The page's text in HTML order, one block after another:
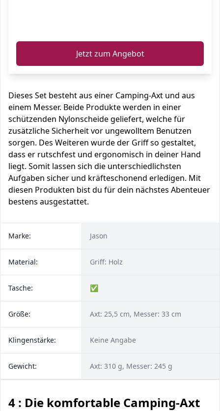
Jetzt zum Angebot
Dieses Set besteht aus einer Camping-Axt und aus
einem Messer. Beide Produkte werden in einer
schützenden Nylonscheide geliefert, welche für
zusätzliche Sicherheit vor ungewolltem Benutzen
sorgen. Des Weiteren wurde der Griff so gestaltet,
dass er rutschfest und ergonomisch in deiner Hand
liegt. Somit lassen sich die unterschiedlichsten
Aufgaben sicher und kräfteschonend erledigen. Mit
diesen Produkten bist du für dein nächstes Abenteuer
bestens ausgestattet.
Marke: Jason
Material: Griff: Holz
Tasche: ✅
Größe: Axt: 25,5 cm, Messer: 33 cm
Klingenstärke: Keine Angabe
Gewicht: Axt: 310 g, Messer: 245 g
4 : Die komfortable Camping-Axt